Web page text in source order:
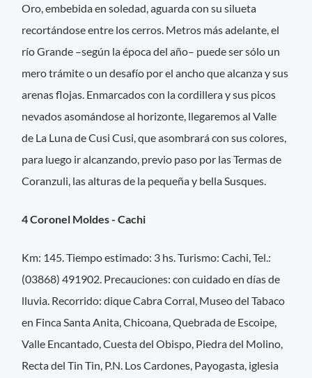
Oro, embebida en soledad, aguarda con su silueta
recortándose entre los cerros. Metros más adelante, el
río Grande –según la época del año– puede ser sólo un
mero trámite o un desafío por el ancho que alcanza y sus
arenas flojas. Enmarcados con la cordillera y sus picos
nevados asomándose al horizonte, llegaremos al Valle
de La Luna de Cusi Cusi, que asombrará con sus colores,
para luego ir alcanzando, previo paso por las Termas de
Coranzuli, las alturas de la pequeña y bella Susques.
4 Coronel Moldes - Cachi
Km: 145. Tiempo estimado: 3 hs. Turismo: Cachi, Tel.:
(03868) 491902. Precauciones: con cuidado en días de
lluvia. Recorrido: dique Cabra Corral, Museo del Tabaco
en Finca Santa Anita, Chicoana, Quebrada de Escoipe,
Valle Encantado, Cuesta del Obispo, Piedra del Molino,
Recta del Tin Tin, P.N. Los Cardones, Payogasta, iglesia